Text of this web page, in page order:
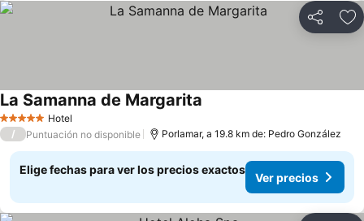
Compartir
5 Estrellas Hotel
La Samanna de Margarita
/ Puntuación no disponible Porlamar, a 19.8 km de: Pedro González
Elige fechas para ver los precios exactos
Ver precios